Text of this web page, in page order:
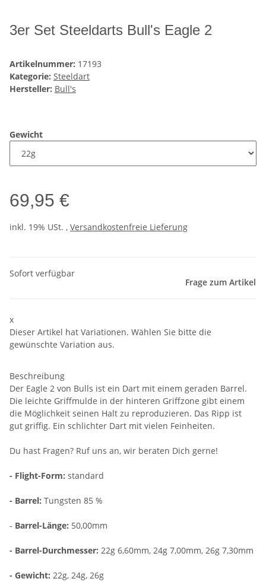
3er Set Steeldarts Bull's Eagle 2
Artikelnummer: 17193
Kategorie: Steeldart
Hersteller: Bull's
Gewicht
69,95 €
inkl. 19% USt. , Versandkostenfreie Lieferung
Sofort verfügbar
Frage zum Artikel
x
Dieser Artikel hat Variationen. Wählen Sie bitte die
gewünschte Variation aus.
Beschreibung
Der Eagle 2 von Bulls ist ein Dart mit einem geraden Barrel.
Die leichte Griffmulde in der hinteren Griffzone gibt einem
die Möglichkeit seinen Halt zu reproduzieren. Das Ripp ist
gut griffig. Ein schlichter Dart mit vielen Feinheiten.
Du hast Fragen? Ruf uns an, wir beraten Dich gerne!
- Flight-Form: standard
- Barrel: Tungsten 85 %
- Barrel-Länge: 50,00mm
- Barrel-Durchmesser: 22g 6,60mm, 24g 7,00mm, 26g 7,30mm
- Gewicht: 22g, 24g, 26g